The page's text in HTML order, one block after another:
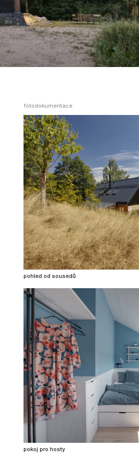
fotodokumentace
pohled od sousedů
pokoj pro hosty